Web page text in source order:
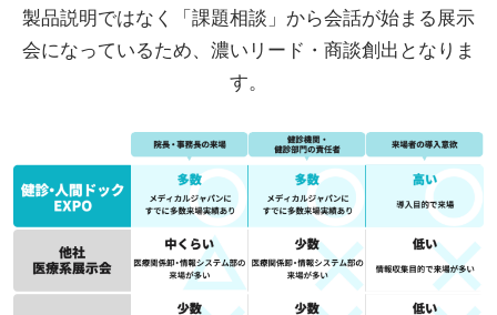
製品説明ではなく「課題相談」から会話が始まる展示
会になっているため、濃いリード・商談創出となりま
す。